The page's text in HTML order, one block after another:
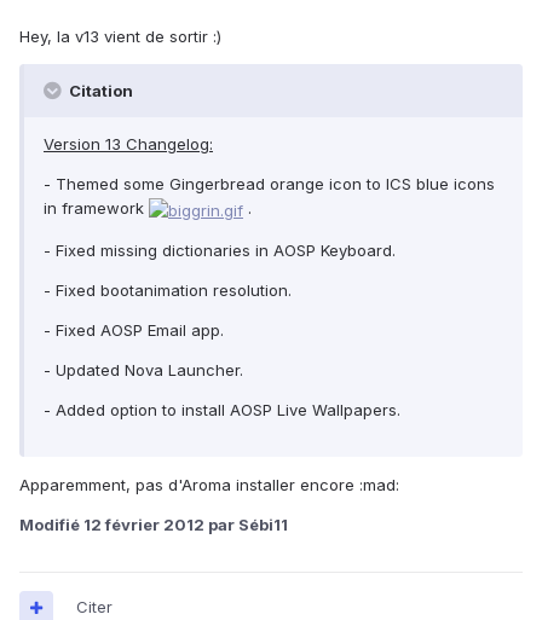
Hey, la v13 vient de sortir :)
Citation
Version 13 Changelog:
- Themed some Gingerbread orange icon to ICS blue icons
in framework
.
- Fixed missing dictionaries in AOSP Keyboard.
- Fixed bootanimation resolution.
- Fixed AOSP Email app.
- Updated Nova Launcher.
- Added option to install AOSP Live Wallpapers.
Apparemment, pas d'Aroma installer encore :mad:
Modifié 12 février 2012 par Sébi11
Citer